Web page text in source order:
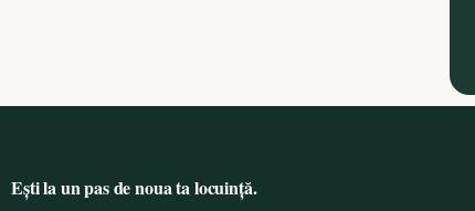
Ești la un pas de noua ta locuință.